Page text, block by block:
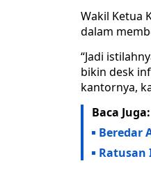
Wakil Ketua
dalam
“Jadi
bikin desk
kantornya,
Baca Juga:
Beredar
Ratusan